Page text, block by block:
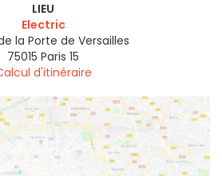
LIEU
Electric
la Porte de Versailles
75015 Paris 15
d'itinéraire